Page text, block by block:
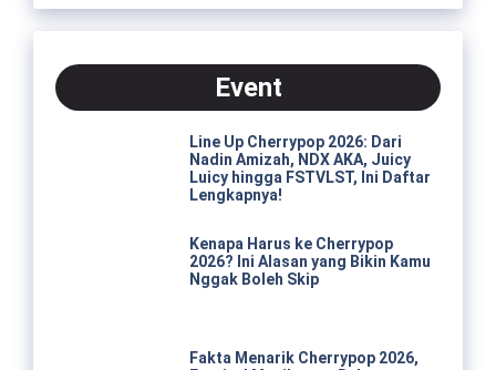
Event
Line Up Cherrypop 2026: Dari
Nadin Amizah, NDX AKA, Juicy
Luicy hingga FSTVLST, Ini Daftar
Lengkapnya!
Kenapa Harus ke Cherrypop
2026? Ini Alasan yang Bikin Kamu
Nggak Boleh Skip
Fakta Menarik Cherrypop 2026,